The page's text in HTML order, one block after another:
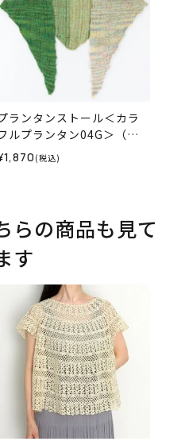
ランタンストール＜カラ
ルプランタン04G＞（編
物 材料セット）
(税込)
らの商品も見て
す